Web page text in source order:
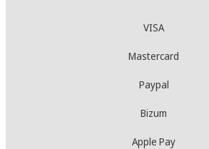
VISA
Mastercard
Paypal
Bizum
Apple Pay